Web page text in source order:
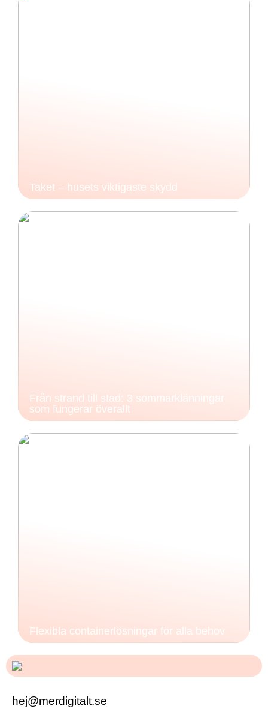
Taket – husets viktigaste skydd
Från strand till stad: 3 sommarklänningar
som fungerar överallt
Flexibla containerlösningar för alla behov
hej@merdigitalt.se